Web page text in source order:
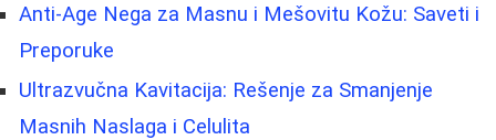
Anti-Age Nega za Masnu i Mešovitu Kožu: Saveti i
Preporuke
Ultrazvučna Kavitacija: Rešenje za Smanjenje
Masnih Naslaga i Celulita